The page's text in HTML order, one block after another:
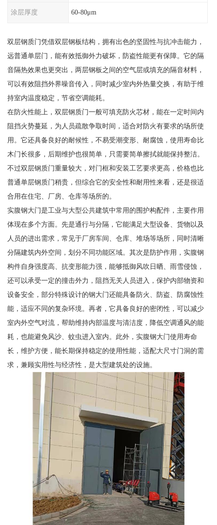
涂层厚度 60-80μm
双层钢质门凭借双层钢板结构，拥有出色的坚固性与抗冲击能力，
远普通单层门，能有效抵御外力破坏，防盗性能更有保障。它的隔
音隔热效果也更突出，两层钢板之间的空气层或填充的隔音材料，
可以有效阻挡外界噪音传入，同时减少室内外热量交换，有助于维
持室内温度稳定，节省空调能耗。
在防火性能上，双层钢质门一般可填充防火芯材，能在一定时间内
阻挡火势蔓延，为人员疏散争取时间，适合对防火有要求的场所使
用。它还具备良好的耐候性，不易受潮变形、耐腐蚀，使用寿命比
木门长很多，后期维护也很简单，只需要简单擦拭就能保持整洁。
不过双层钢质门重量较大，对门框和安装工艺要求更高，价格也比
普通单层钢质门稍贵，但综合它的安全性和耐用性来看，还是很适
合用在住宅、厂房、仓库等场所的。
实腹钢大门是工业与大型公共建筑中常用的围护构配件，主要作用
体现在多个方面。先是通行与分隔，它能满足大型设备、货物以及
人员的进出需求，常见于厂房车间、仓库、堆场等场所，同时清晰
分隔建筑内外空间，划分不同功能区域。其次是防护作用，实腹钢
构件自身强度高、抗变形能力强，能够抵御风吹日晒、雨雪侵蚀，
还可以承受一定的撞击外力，阻挡无关人员进入，保护内部物资和
设备安全，部分特殊设计的钢大门还能具备防火、防盗、防腐蚀性
能，适应不同的复杂环境。再者，它具备良好的密闭性，可以减少
室内外空气对流，帮助维持内部温度与清洁度，降低空调通风的能
耗，也能避免风沙、蚊虫进入室内。此外，实腹钢大门使用寿命
长，维护方便，能长期保持稳定的使用性能，适配大尺寸门洞的需
求，兼顾实用性与经济性，是大型建筑处的设施。